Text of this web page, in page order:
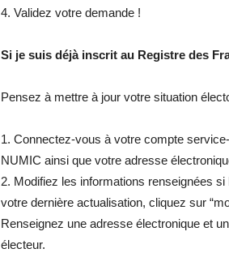
4. Validez votre demande !
Si je suis déjà inscrit au Registre des
Pensez à mettre à jour votre situation
1. Connectez-vous à votre compte
NUMIC ainsi que votre adresse
2. Modifiez les informations renseignées
votre dernière actualisation, cliquez sur
Renseignez une adresse électronique et
électeur.